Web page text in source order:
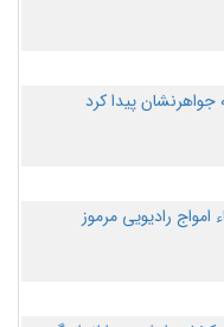
پیدا کرد
رادیویی مرموز